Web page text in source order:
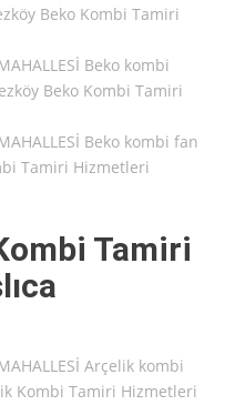
Beko Kombi Tamiri
Beko kombi
Beko Kombi Tamiri
Beko kombi fan
Tamiri Hizmetleri
Tamiri
Arçelik kombi
Kombi Tamiri Hizmetleri